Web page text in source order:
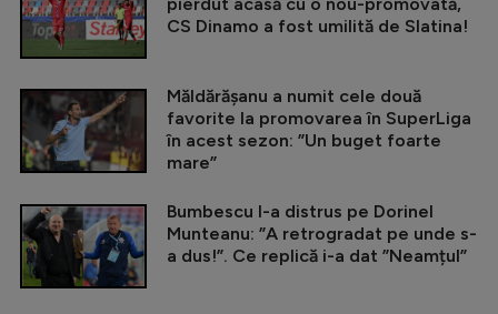
CS Dinamo a fost umilită de Slatina!
Măldărășanu a numit cele două
favorite la promovarea în SuperLiga
în acest sezon: ”Un buget foarte
mare”
Bumbescu l-a distrus pe Dorinel
Munteanu: ”A retrogradat pe unde s-
a dus!”. Ce replică i-a dat ”Neamțul”